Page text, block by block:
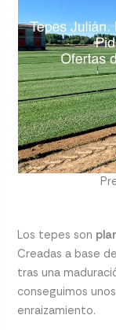
Los tepes son
Creadas a base
tras una
conseguimos
enraizamiento.